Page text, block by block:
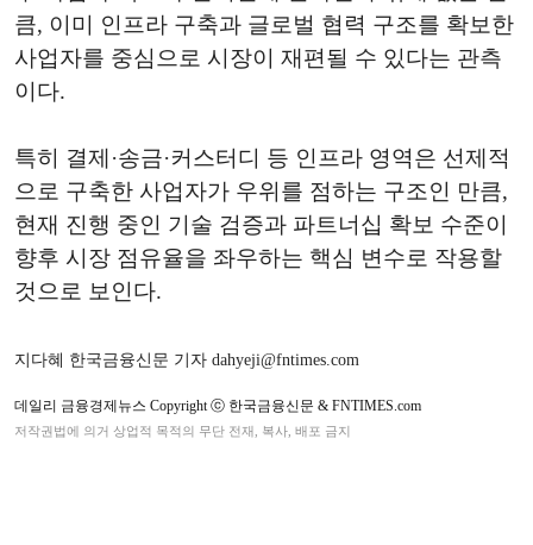
큼, 이미 인프라 구축과 글로벌 협력 구조를 확보한
사업자를 중심으로 시장이 재편될 수 있다는 관측
이다.
특히 결제·송금·커스터디 등 인프라 영역은 선제적
으로 구축한 사업자가 우위를 점하는 구조인 만큼,
현재 진행 중인 기술 검증과 파트너십 확보 수준이
향후 시장 점유율을 좌우하는 핵심 변수로 작용할
것으로 보인다.
지다혜 한국금융신문 기자 dahyeji@fntimes.com
데일리 금융경제뉴스 Copyright ⓒ 한국금융신문 & FNTIMES.com
저작권법에 의거 상업적 목적의 무단 전재, 복사, 배포 금지